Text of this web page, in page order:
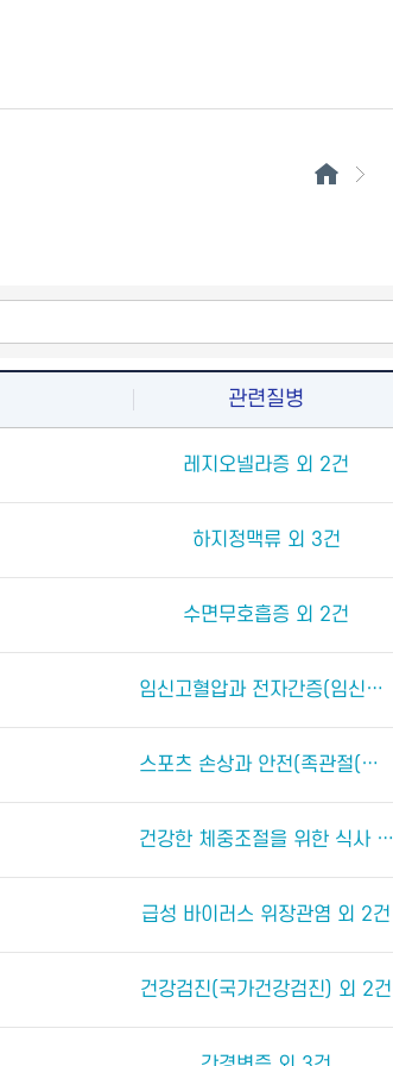
관련질병
레지오넬라증 외 2건
하지정맥류 외 3건
수면무호흡증 외 2건
임신고혈압과 전자간증(임신중독증) 외 4건
스포츠 손상과 안전(족관절(발목 관절) 손상) 외 2건
건강한 체중조절을 위한 식사 외 6건
급성 바이러스 위장관염 외 2건
건강검진(국가건강검진) 외 2건